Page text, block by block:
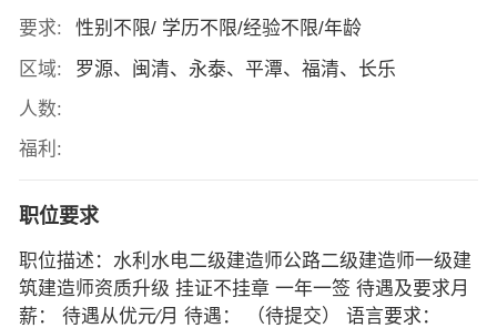
要求:
性别不限/ 学历不限/经验不限/年龄
区域:
罗源、闽清、永泰、平潭、福清、长乐
人数:
福利:
职位要求
职位描述：水利水电二级建造师公路二级建造师一级建
筑建造师资质升级 挂证不挂章 一年一签 待遇及要求月
薪： 待遇从优元∕月 待遇： （待提交） 语言要求：